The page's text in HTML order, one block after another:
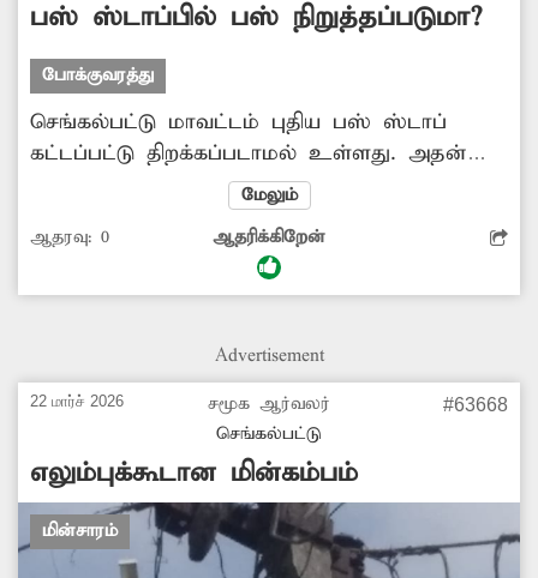
பஸ் ஸ்டாப்பில் பஸ் நிறுத்தப்படுமா?
போக்குவரத்து
செங்கல்பட்டு மாவட்டம் புதிய பஸ் ஸ்டாப்
கட்டப்பட்டு திறக்கப்படாமல் உள்ளது. அதன்
அருகே உள்ள பஸ் ஸ்டாப்பில் பஸ்கள் சரியாக
நிற்பதில்லை. இதனால் பயணிகள் மிகுந்த
சிரமம் அடைகின்றனர். முதியவர்கள், பெண்கள்
அதிகமாக பாதிக்கப்படுகிறார்கள். சம்பந்தப்பட்ட
ஸ்டாப்பில் நிறுத்த நடவடிக்கை எடுக்கவேண்டி
மேலும்
ஆதரவு: 0 ஆதரிக்கிறேன்
Advertisement
22 மார்ச் 2026
சமூக ஆர்வலர்
செங்கல்பட்டு
#63668
எலும்புக்கூடான மின்கம்பம்
மின்சாரம்